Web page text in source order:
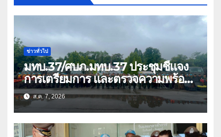
ข่าวทั่วไป
มทบ.37/ศบภ.มทบ.37 ประชุมชี้แจง
การเตรียมการ และตรวจความพร้อม
ด้านการบรรเทาสาธารณภัย
ส.ค. 7, 2026